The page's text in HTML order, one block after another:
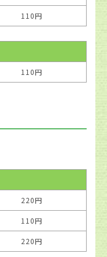
110円
110円
220円
110円
220円